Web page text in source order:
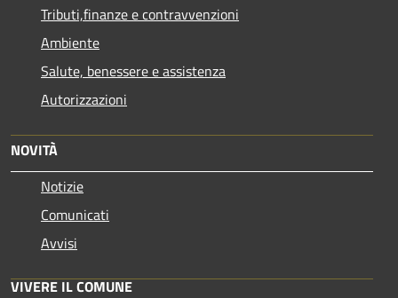
Tributi,finanze e contravvenzioni
Ambiente
Salute, benessere e assistenza
Autorizzazioni
NOVITÀ
Notizie
Comunicati
Avvisi
VIVERE IL COMUNE